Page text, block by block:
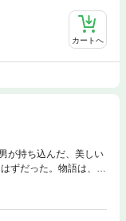
カートへ
が持ち込んだ、美しい
ずだった。物語は、紅
しつつ、複雑に絡んで
を解く、大人気ダーク